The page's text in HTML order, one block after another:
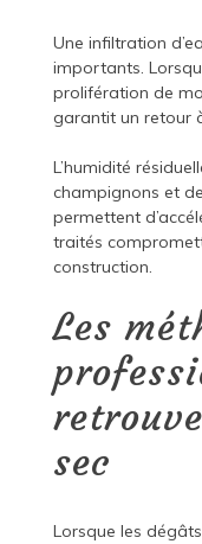
Une infiltration
importants.
prolifération de
garantit un retour
L’humidité
champignons et
permettent
traités
construction.
Les
sec
Lorsque les